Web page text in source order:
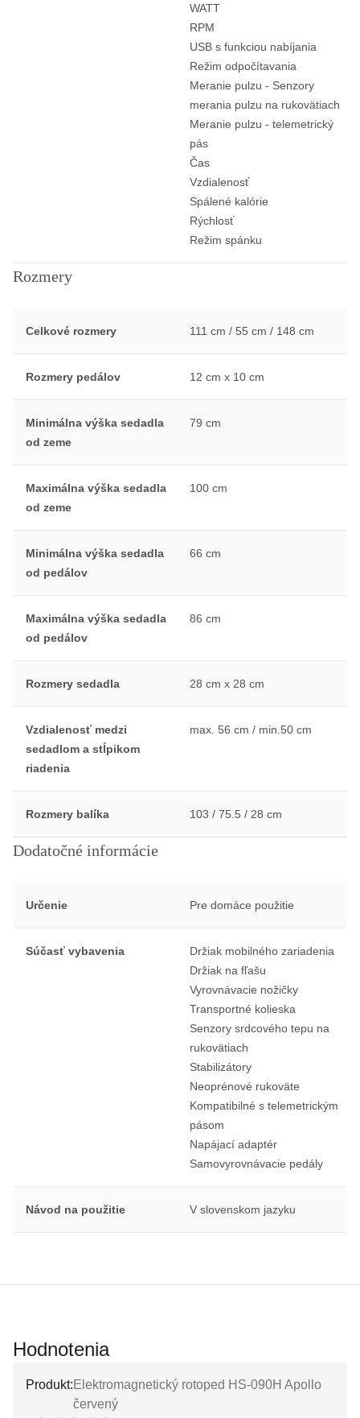
WATT
RPM
USB s funkciou nabíjania
Režim odpočítavania
Meranie pulzu - Senzory
merania pulzu na rukovätiach
Meranie pulzu - telemetrický
pás
Čas
Vzdialenosť
Spálené kalórie
Rýchlosť
Režim spánku
Rozmery
Celkové rozmery 111 cm / 55 cm / 148 cm
Rozmery pedálov 12 cm x 10 cm
Minimálna výška sedadla
od zeme
79 cm
Maximálna výška sedadla
od zeme
100 cm
Minimálna výška sedadla
od pedálov
66 cm
Maximálna výška sedadla
od pedálov
86 cm
Rozmery sedadla 28 cm x 28 cm
Vzdialenosť medzi
sedadlom a stĺpikom
riadenia
max. 56 cm / min.50 cm
Rozmery balíka 103 / 75.5 / 28 cm
Dodatočné informácie
Určenie Pre domáce použitie
Súčasť vybavenia
Držiak mobilného zariadenia
Držiak na fľašu
Vyrovnávacie nožičky
Transportné kolieska
Senzory srdcového tepu na
rukovätiach
Stabilizátory
Neoprénové rukoväte
Kompatibilné s telemetrickým
pásom
Napájací adaptér
Samovyrovnávacie pedály
Návod na použitie V slovenskom jazyku
Hodnotenia
Produkt: Elektromagnetický rotoped HS-090H Apollo
červený